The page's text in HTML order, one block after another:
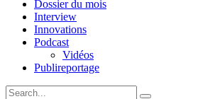
Dossier du mois
Interview
Innovations
Podcast
Vidéos
Publireportage